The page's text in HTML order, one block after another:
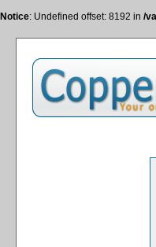
Notice: Undefined offset: 8192 in /